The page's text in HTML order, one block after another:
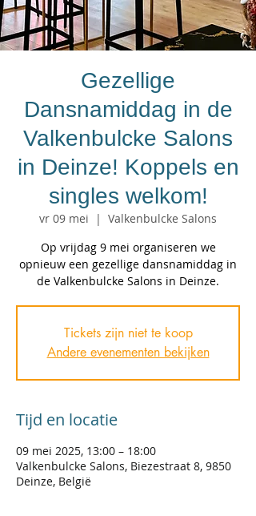
Gezellige
Dansnamiddag in de
Valkenbulcke Salons
in Deinze! Koppels en
singles welkom!
vr 09 mei
  |
Valkenbulcke Salons
Op vrijdag 9 mei organiseren we
opnieuw een gezellige dansnamiddag in
de Valkenbulcke Salons in Deinze.
Tickets zijn niet te koop
Andere evenementen bekijken
Tijd en locatie
09 mei 2025, 13:00 – 18:00
Valkenbulcke Salons, Biezestraat 8, 9850
Deinze, België